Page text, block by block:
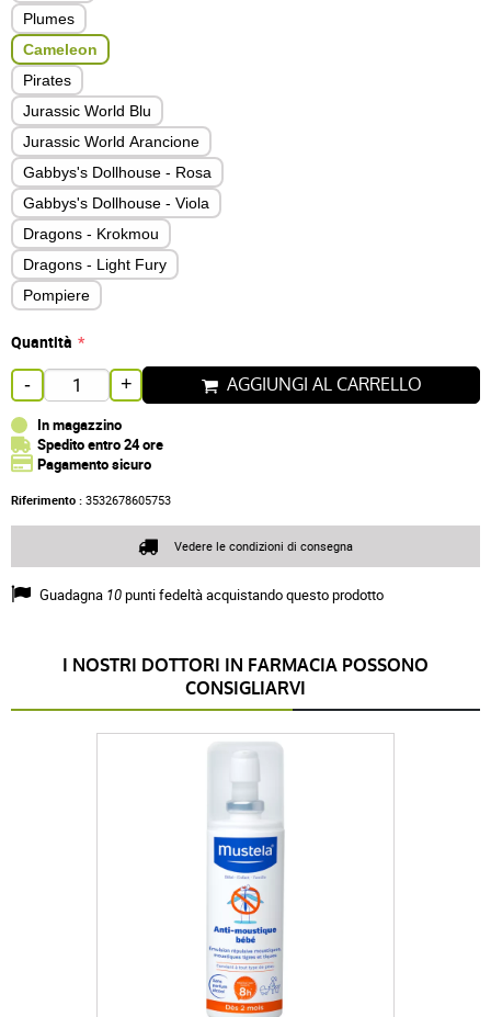
Plumes
Cameleon
Pirates
Jurassic World Blu
Jurassic World Arancione
Gabbys's Dollhouse - Rosa
Gabbys's Dollhouse - Viola
Dragons - Krokmou
Dragons - Light Fury
Pompiere
Quantità
- + AGGIUNGI AL CARRELLO
In magazzino
Spedito entro 24 ore
Pagamento sicuro
Riferimento : 3532678605753
Guadagna 10punti fedeltà acquistando questo prodotto
Vedere le condizioni di consegna
I NOSTRI DOTTORI IN FARMACIA POSSONO
CONSIGLIARVI